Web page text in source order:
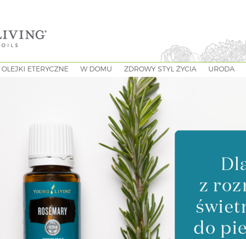
OLEJKI ETERYCZNE W DOMU ZDROWY STYL ŻYCIA URODA